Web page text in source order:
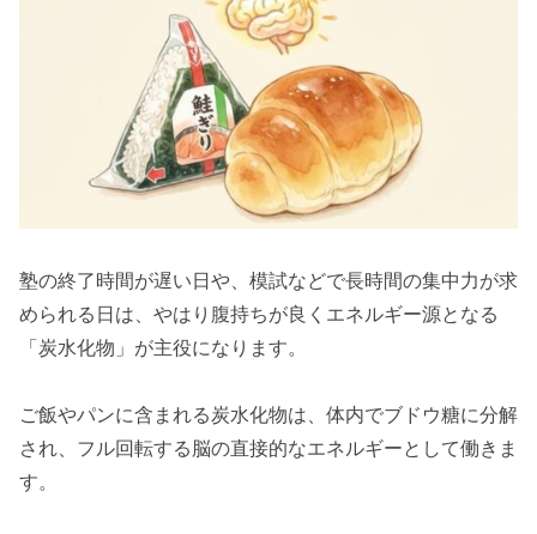
塾の終了時間が遅い日や、模試などで長時間の集中力が求
められる日は、やはり腹持ちが良くエネルギー源となる
「炭水化物」が主役になります。
ご飯やパンに含まれる炭水化物は、体内でブドウ糖に分解
され、フル回転する脳の直接的なエネルギーとして働きま
す。